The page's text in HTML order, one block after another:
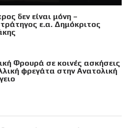
δεν είναι μόνη –
ε.α. Δημόκριτος
Φρουρά σε κοινές ασκήσεις
φρεγάτα στην Ανατολική